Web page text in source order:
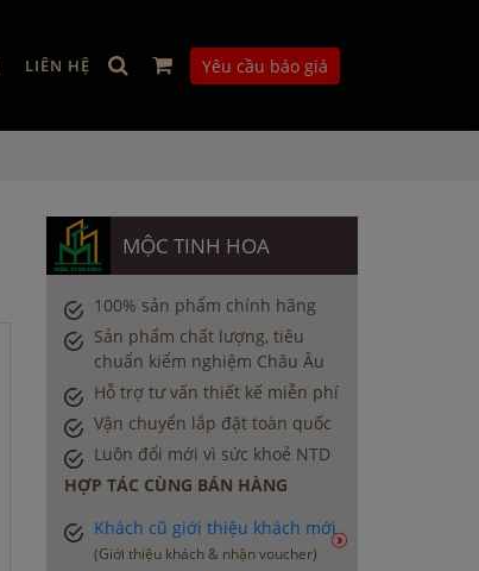
LIÊN HỆ Yêu cầu báo giá
MỘC TINH HOA
100% sản phẩm chính hãng
Sản phẩm chất lượng, tiêu
chuẩn kiểm nghiệm Châu Âu
Hỗ trợ tư vấn thiết kế miễn phí
Vận chuyển lắp đặt toàn quốc
Luôn đổi mới vì sức khoẻ NTD
HỢP TÁC CÙNG BÁN HÀNG
Khách cũ giới thiệu khách mới
(Giới thiệu khách & nhận voucher)